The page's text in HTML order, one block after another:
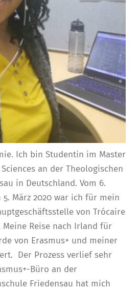
Ich bin Studentin im Master
an der Theologischen
in Deutschland. Vom 6.
5. März 2020 war ich für mein
von Trócaire
Reise nach Irland für
von Erasmus+ und meiner
Der Prozess verlief sehr
Büro an der
Friedensau hat mich